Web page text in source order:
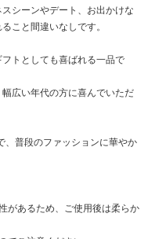
シーンやデート、お出かけな
こと間違いなしです。
トとしても喜ばれる一品で
広い年代の方に喜んでいただ
、普段のファッションに華やか
があるため、ご使用後は柔らか